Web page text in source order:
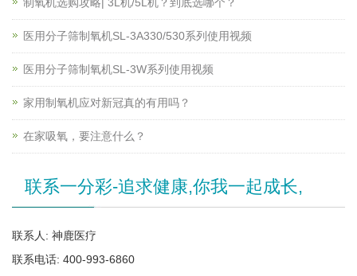
制氧机选购攻略| 3L机/5L机？到底选哪个？
医用分子筛制氧机SL-3A330/530系列使用视频
医用分子筛制氧机SL-3W系列使用视频
家用制氧机应对新冠真的有用吗？
在家吸氧，要注意什么？
联系一分彩-追求健康,你我一起成长,
联系人: 神鹿医疗
联系电话: 400-993-6860